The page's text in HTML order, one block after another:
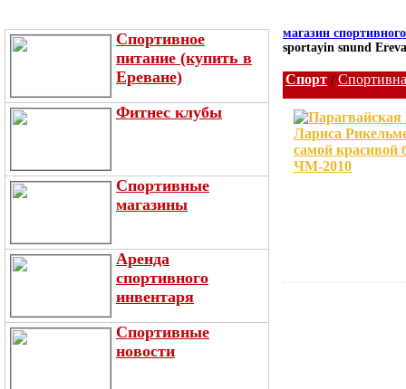
Спортивное
питание (купить в
Ереване)
Фитнес клубы
Спортивные
магазины
Аренда
спортивного
инвентаря
Спортивные
новости
магазин
sportayin snund
Спорт /